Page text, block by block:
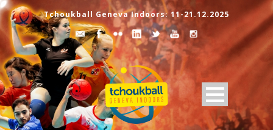
Tchoukball Geneva Indoors: 11-21.12.2025